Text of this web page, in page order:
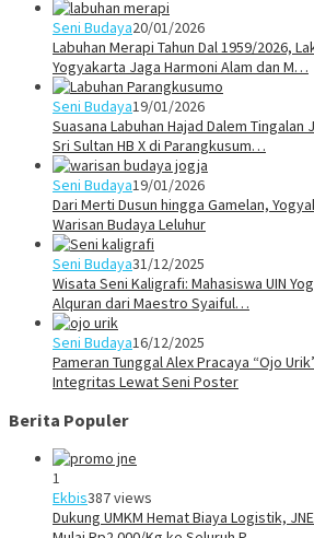
Seni Budaya20/01/2026
Labuhan Merapi Tahun Dal 1959/2026,
Yogyakarta Jaga Harmoni Alam dan M…
Seni Budaya19/01/2026
Suasana Labuhan Hajad Dalem Tingalan
Sri Sultan HB X di Parangkusum…
Seni Budaya19/01/2026
Dari Merti Dusun hingga Gamelan,
Warisan Budaya Leluhur
Seni Budaya31/12/2025
Wisata Seni Kaligrafi: Mahasiswa UIN
Alquran dari Maestro Syaiful…
Seni Budaya16/12/2025
Pameran Tunggal Alex Pracaya “Ojo
Integritas Lewat Seni Poster
Berita Populer
1
Ekbis387 views
Dukung UMKM Hemat Biaya Logistik,